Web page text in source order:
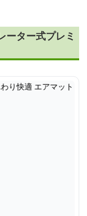
ーター式プレミ